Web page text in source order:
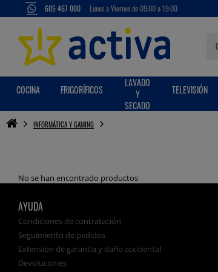
605 467 000 Lunes a Viernes de 09:00 a 19:00
COCINA FRIGORÍFICOS
LAVADO
Y
SECADO
TELEVISIÓN
INFORMÁTICA Y GAMING
No se han encontrado productos
AYUDA
Condiciones de contratación
Seguimiento de pedidos
Extensión de garantía y daño accidental
Devoluciones